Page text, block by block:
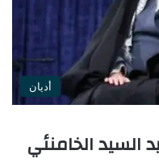
أديان
الخامنئي